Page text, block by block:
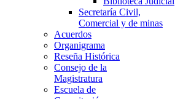
Secretaría Civil,
Comercial y de minas
Acuerdos
Organigrama
Reseña Histórica
Consejo de la
Magistratura
Escuela de